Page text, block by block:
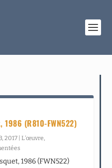
(R810-FWN522)
2017 |L’œuvre,
1986 (FWN522)